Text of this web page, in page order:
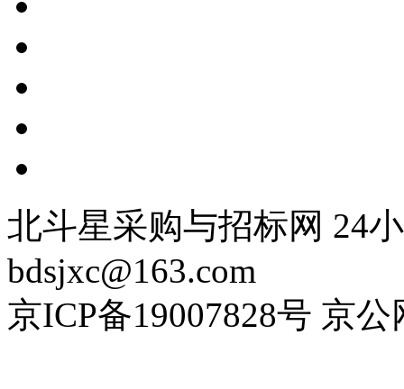
北斗星采购与招标网 24
bdsjxc@163.com
京ICP备19007828号 京